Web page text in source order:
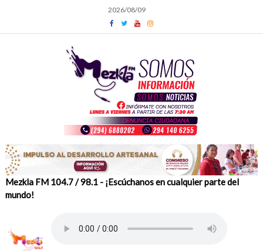
content
2026/08/09
Mezkla FM 104.7 / 98.1 - ¡Escúchanos en cualquier parte del
mundo!